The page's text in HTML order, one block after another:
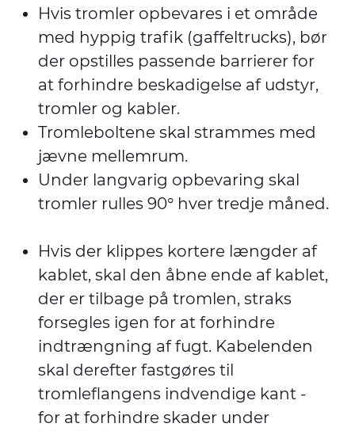
Hvis tromler opbevares i et område
med hyppig trafik (gaffeltrucks), bør
der opstilles passende barrierer for
at forhindre beskadigelse af udstyr,
tromler og kabler.
Tromleboltene skal strammes med
jævne mellemrum.
Under langvarig opbevaring skal
tromler rulles 90° hver tredje måned.
Hvis der klippes kortere længder af
kablet, skal den åbne ende af kablet,
der er tilbage på tromlen, straks
forsegles igen for at forhindre
indtrængning af fugt. Kabelenden
skal derefter fastgøres til
tromleflangens indvendige kant -
for at forhindre skader under